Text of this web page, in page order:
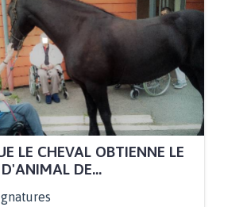
LE CHEVAL OBTIENNE LE
DE...